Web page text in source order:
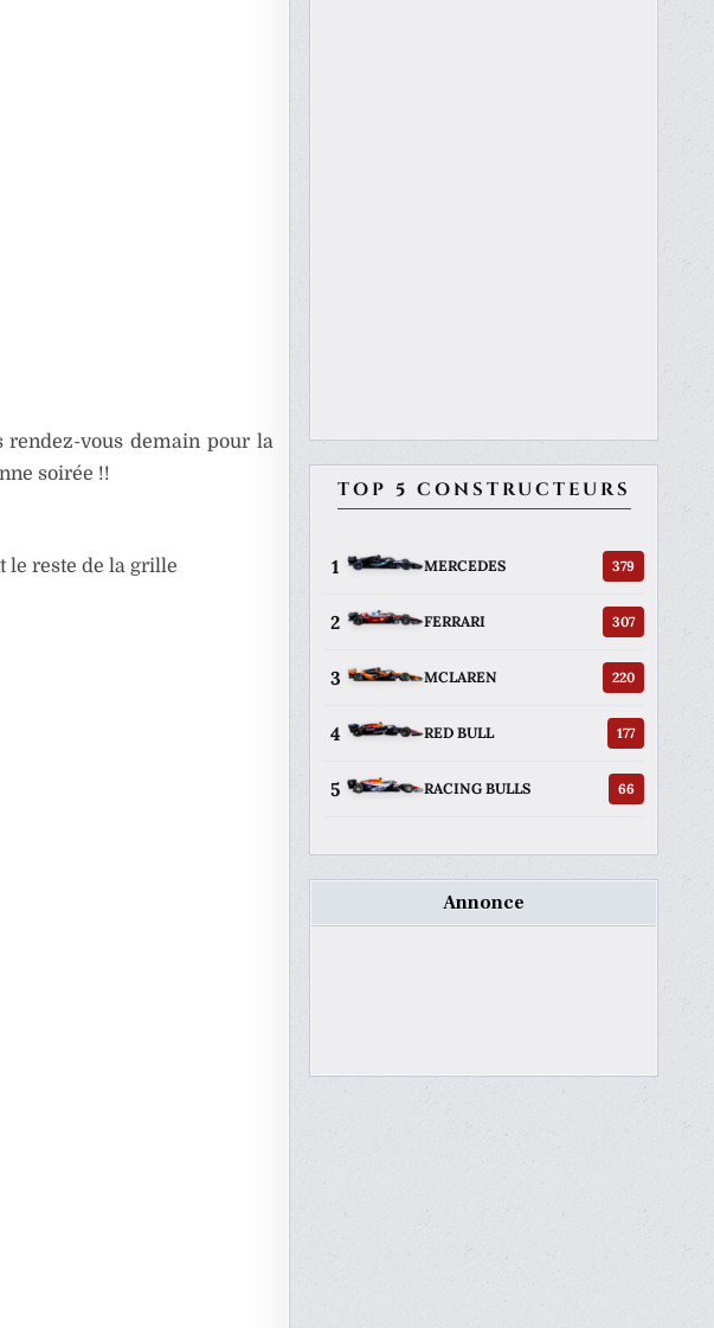
rendez-vous demain pour la
soirée !!
le reste de la grille
TOP 5 CONSTRUCTEURS
1 MERCEDES 379
2 FERRARI 307
3 MCLAREN 220
4 RED BULL 177
5 RACING BULLS 66
Annonce